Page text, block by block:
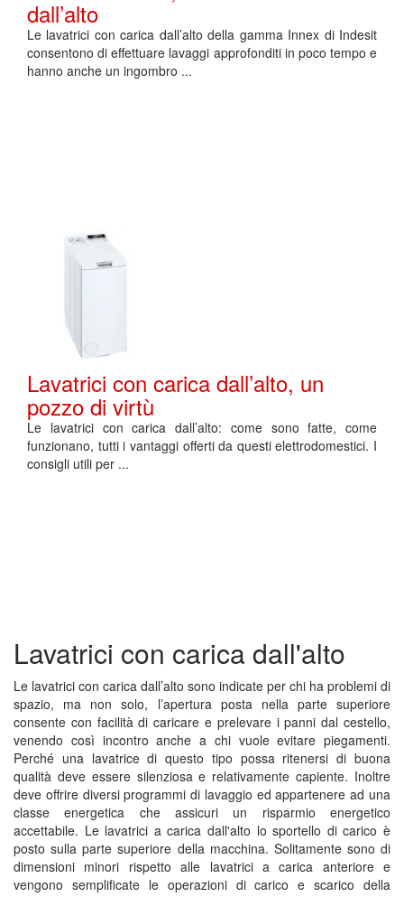
dall’alto
Le lavatrici con carica dall’alto della gamma Innex di Indesit
consentono di effettuare lavaggi approfonditi in poco tempo e
hanno anche un ingombro ...
Lavatrici con carica dall’alto, un
pozzo di virtù
Le lavatrici con carica dall’alto: come sono fatte, come
funzionano, tutti i vantaggi offerti da questi elettrodomestici. I
consigli utili per ...
Lavatrici con carica dall'alto
Le lavatrici con carica dall’alto sono indicate per chi ha problemi di
spazio, ma non solo, l’apertura posta nella parte superiore
consente con facilità di caricare e prelevare i panni dal cestello,
venendo così incontro anche a chi vuole evitare piegamenti.
Perché una lavatrice di questo tipo possa ritenersi di buona
qualità deve essere silenziosa e relativamente capiente. Inoltre
deve offrire diversi programmi di lavaggio ed appartenere ad una
classe energetica che assicuri un risparmio energetico
accettabile. Le lavatrici a carica dall'alto lo sportello di carico è
posto sulla parte superiore della macchina. Solitamente sono di
dimensioni minori rispetto alle lavatrici a carica anteriore e
vengono semplificate le operazioni di carico e scarico della